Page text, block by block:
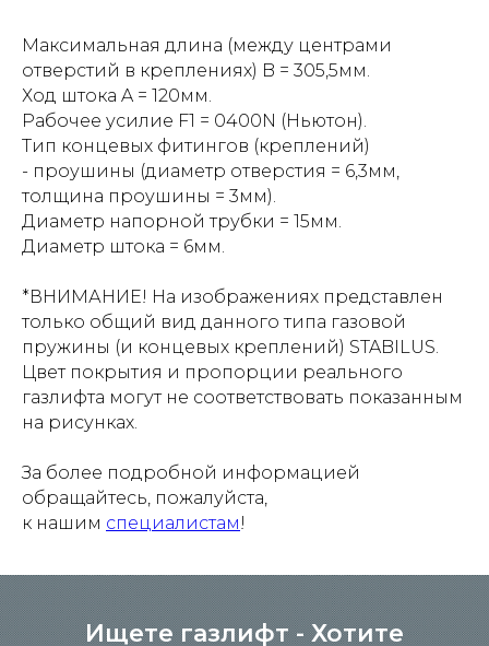
Максимальная длина (между центрами
отверстий в креплениях) B = 305,5мм.
Ход штока A = 120мм.
Рабочее усилие F1 = 0400N (Ньютон).
Тип концевых фитингов (креплений)
- проушины (диаметр отверстия = 6,3мм,
толщина проушины = 3мм).
Диаметр напорной трубки = 15мм.
Диаметр штока = 6мм.
*ВНИМАНИЕ! На изображениях представлен
только общий вид данного типа газовой
пружины (и концевых креплений) STABILUS.
Цвет покрытия и пропорции реального
газлифта могут не соответствовать показанным
на рисунках.
За более подробной информацией
обращайтесь, пожалуйста,
к нашим специалистам!
Ищете газлифт - Хотите